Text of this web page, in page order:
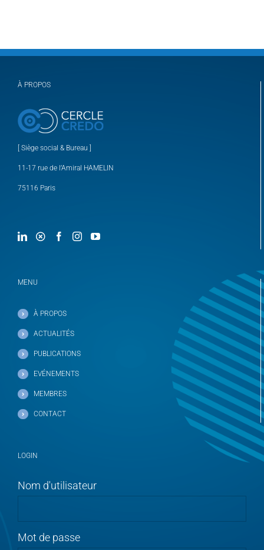
À PROPOS
[ Siège social & Bureau ]
11-17 rue de l’Amiral HAMELIN
75116 Paris
MENU
À PROPOS
ACTUALITÉS
PUBLICATIONS
EVÉNEMENTS
MEMBRES
CONTACT
LOGIN
Nom d'utilisateur
Mot de passe